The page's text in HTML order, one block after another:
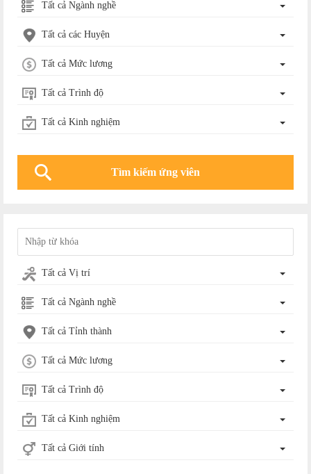
Tất cả Ngành nghề
Tất cả các Huyện
Tất cả Mức lương
Tất cả Trình độ
Tất cả Kinh nghiệm
Tất cả Vị trí
Tất cả Ngành nghề
Tất cả Tỉnh thành
Tất cả Mức lương
Tất cả Trình độ
Tất cả Kinh nghiệm
Tất cả Giới tính